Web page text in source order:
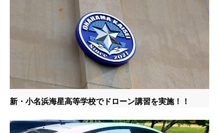
新・小名浜海星高等学校でドローン講習を実施！！